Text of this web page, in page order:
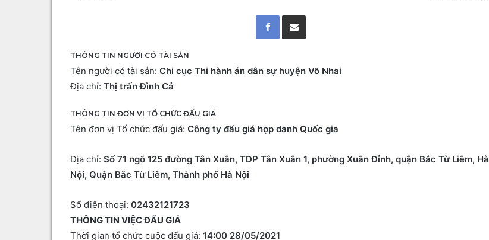
Facebook
THÔNG TIN NGƯỜI CÓ TÀI SẢN
Tên người có tài sản: Chi cục Thi hành án dân sự huyện Võ Nhai
Địa chỉ: Thị trấn Đình Cả
THÔNG TIN ĐƠN VỊ TỔ CHỨC ĐẤU GIÁ
Tên đơn vị Tổ chức đấu giá: Công ty đấu giá hợp danh Quốc gia
Địa chỉ: Số 71 ngõ 125 đường Tân Xuân, TDP Tân Xuân 1, phường Xuân Đỉnh, quận Bắc Từ Liêm, Hà
Nội, Quận Bắc Từ Liêm, Thành phố Hà Nội
Số điện thoại: 02432121723
THÔNG TIN VIỆC ĐẤU GIÁ
Thời gian tổ chức cuộc đấu giá: 14:00 28/05/2021